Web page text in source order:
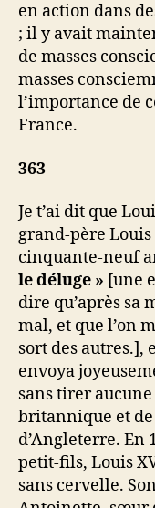
en action dans
; il y avait
de masses
masses
l’importance de
France.
363
Je t’ai dit que
grand-père Louis
cinquante-neuf
le déluge » [une
dire qu’après sa
mal, et que l’on
sort des autres.],
envoya
sans tirer
britannique et
d’Angleterre. En
petit-fils, Louis
sans cervelle.